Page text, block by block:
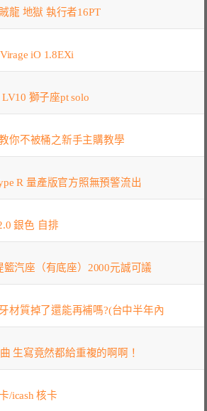
龍 地獄 執行者16PT
iO 1.8EXi
獅子座pt solo
你不被桶之新手主購教學
R 量產版官方照無預警流出
銀色 自排
籃汽座（有底座）2000元誠可議
材質掉了還能再補嗎?(台中半年內
生寫竟然都給重複的啊啊！
/icash 核卡